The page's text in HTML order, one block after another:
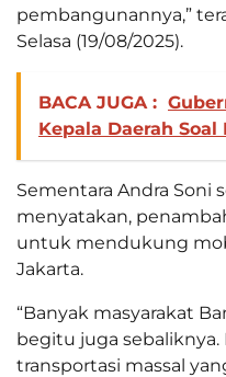
pembangunannya,”
Selasa (19/08/2025).
BACA JUGA :
Kepala Daerah
Sementara Andra Soni
menyatakan,
untuk mendukung
Jakarta.
“Banyak masyarakat
begitu juga sebaliknya.
transportasi massal